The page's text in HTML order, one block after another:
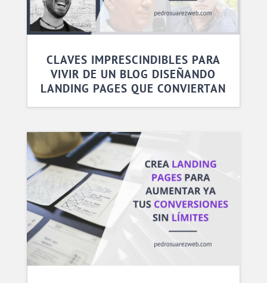
CLAVES IMPRESCINDIBLES PARA
VIVIR DE UN BLOG DISEÑANDO
LANDING PAGES QUE CONVIERTAN